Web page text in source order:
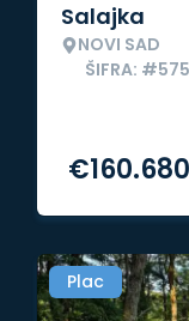
Salajka
NOVI SAD
ŠIFRA:
€160.680
Plac